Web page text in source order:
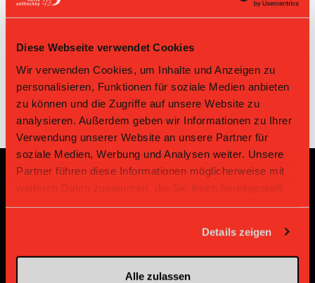
Diese Webseite verwendet Cookies
Wir verwenden Cookies, um Inhalte und Anzeigen zu
personalisieren, Funktionen für soziale Medien anbieten
zu können und die Zugriffe auf unsere Website zu
analysieren. Außerdem geben wir Informationen zu Ihrer
Verwendung unserer Website an unsere Partner für
soziale Medien, Werbung und Analysen weiter. Unsere
Partner führen diese Informationen möglicherweise mit
weiteren Daten zusammen, die Sie ihnen bereitgestellt
Details zeigen
Alle zulassen
20.01.2024 09:30 UHCevi Gossau I
March-Höfe I 3:2
07.01.2024 13:30
Höfe I
Sponsoren und Partner